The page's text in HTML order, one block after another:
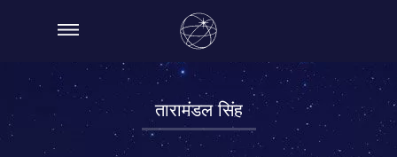
तारामंडल सिंह